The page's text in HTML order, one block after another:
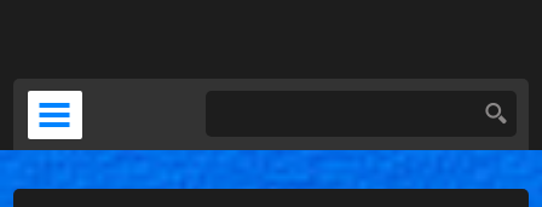
DOČASNÁ NÁHRADA
KERAMICKÁ KORUNKA
VENEERS